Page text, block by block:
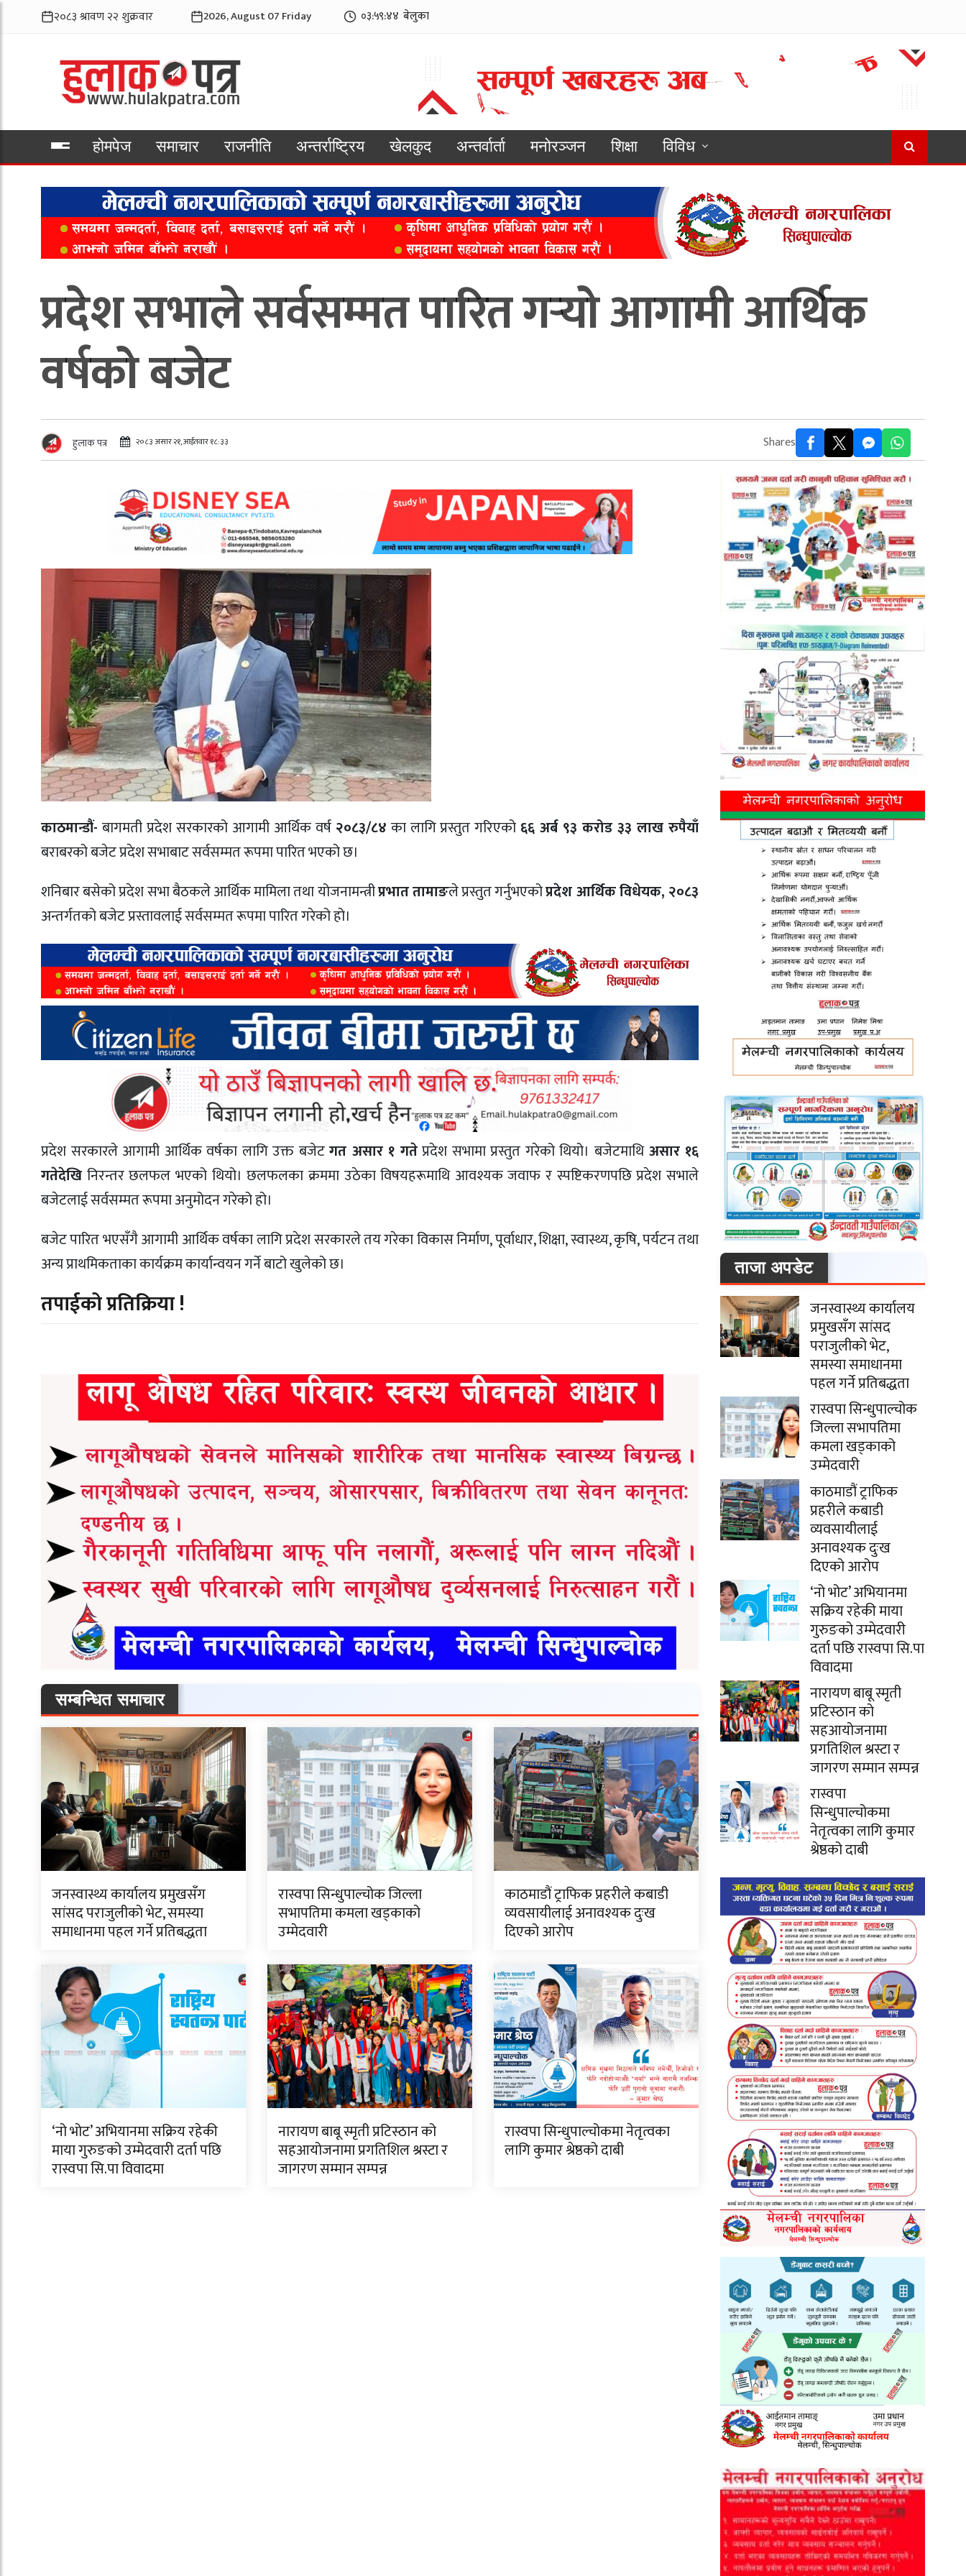
2026, August 07 Friday ०३:५९:४६ बेलुका
होमपेज समाचार राजनीति अन्तर्राष्ट्रिय खेलकुद अन्तर्वार्ता मनोरञ्जन शिक्षा
विविध
प्रदेश सभाले सर्वसम्मत पारित गर्‍यो आगामी आर्थिक
वर्षको बजेट
हुलाक पत्र २०८३ असार २१, आईतवार १८:३३ Shares
काठमान्डौं- बागमती प्रदेश सरकारको आगामी आर्थिक वर्ष २०८३/८४ का लागि प्रस्तुत गरिएको ६६ अर्ब ९३ करोड ३३ लाख रुपैयाँ
बराबरको बजेट प्रदेश सभाबाट सर्वसम्मत रूपमा पारित भएको छ।
शनिबार बसेको प्रदेश सभा बैठकले आर्थिक मामिला तथा योजनामन्त्रीप्रभात तामाङले प्रस्तुत गर्नुभएकोप्रदेश आर्थिक विधेयक, २०८३
अन्तर्गतको बजेट प्रस्तावलाई सर्वसम्मत रूपमा पारित गरेको हो।
प्रदेश सरकारले आगामी आर्थिक वर्षका लागि उक्त बजेटगत असार १ गतेप्रदेश सभामा प्रस्तुत गरेको थियो। बजेटमाथिअसार १६
गतेदेखि निरन्तर छलफल भएको थियो। छलफलका क्रममा उठेका विषयहरूमाथि आवश्यक जवाफ र स्पष्टिकरणपछि प्रदेश सभाले
बजेटलाई सर्वसम्मत रूपमा अनुमोदन गरेको हो।
बजेट पारित भएसँगै आगामी आर्थिक वर्षका लागि प्रदेश सरकारले तय गरेका विकास निर्माण, पूर्वाधार, शिक्षा, स्वास्थ्य, कृषि, पर्यटन तथा
अन्य प्राथमिकताका कार्यक्रम कार्यान्वयन गर्ने बाटो खुलेको छ।
तपाईको प्रतिक्रिया !
सम्बन्धित समाचार
जनस्वास्थ्य कार्यालय प्रमुखसँग
सांसद पराजुलीको भेट, समस्या
समाधानमा पहल गर्ने प्रतिबद्धता
रास्वपा सिन्धुपाल्चोक जिल्ला
सभापतिमा कमला खड्काको
उम्मेदवारी
काठमाडौं ट्राफिक प्रहरीले कबाडी
व्यवसायीलाई अनावश्यक दुःख
दिएको आरोप
‘नो भोट’ अभियानमा सक्रिय रहेकी
माया गुरुङको उम्मेदवारी दर्ता पछि
रास्वपा सि.पा विवादमा
नारायण बाबू स्मृती प्रटिस्ठान को
सहआयोजनामा प्रगतिशिल श्रस्टा र
जागरण सम्मान सम्पन्न
रास्वपा सिन्धुपाल्चोकमा नेतृत्वका
लागि कुमार श्रेष्ठको दाबी
ताजा अपडेट
जनस्वास्थ्य कार्यालय
प्रमुखसँग सांसद
पराजुलीको भेट,
समस्या समाधानमा
पहल गर्ने प्रतिबद्धता
रास्वपा सिन्धुपाल्चोक
जिल्ला सभापतिमा
कमला खड्काको
उम्मेदवारी
काठमाडौं ट्राफिक
प्रहरीले कबाडी
व्यवसायीलाई
अनावश्यक दुःख
दिएको आरोप
‘नो भोट’ अभियानमा
सक्रिय रहेकी माया
गुरुङको उम्मेदवारी
दर्ता पछि रास्वपा सि.पा
विवादमा
नारायण बाबू स्मृती
प्रटिस्ठान को
सहआयोजनामा
प्रगतिशिल श्रस्टा र
जागरण सम्मान सम्पन्न
रास्वपा
सिन्धुपाल्चोकमा
नेतृत्वका लागि कुमार
श्रेष्ठको दाबी